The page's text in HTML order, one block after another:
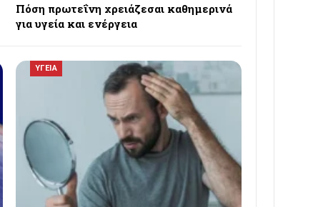
Πόση πρωτεΐνη χρειάζεσαι καθημερινά
για υγεία και ενέργεια
ΥΓΕΙΑ